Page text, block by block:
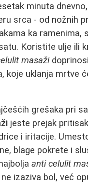
minuta
srca - od nožnih
ka ramenima,
Koristite ulje ili
masaži
koje uklanja mrtve
grešaka pri
jeste prejak
i iritacije.
blage pokrete i
anti celulit
izaziva bol, već